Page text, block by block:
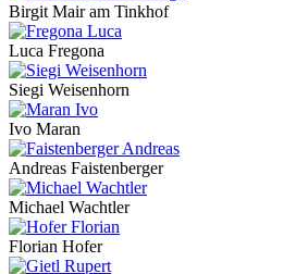
Birgit Mair am Tinkhof
Luca Fregona
Siegi Weisenhorn
Ivo Maran
Andreas Faistenberger
Michael Wachtler
Florian Hofer